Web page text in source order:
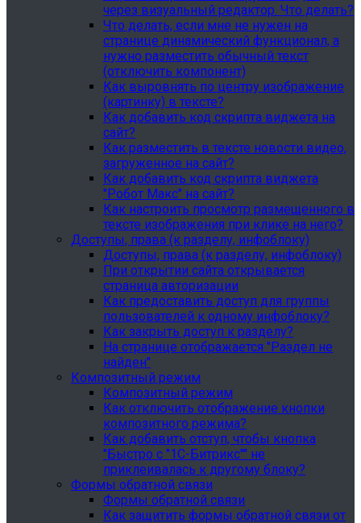
через визуальный редактор. Что делать?
Что делать, если мне не нужен на
странице динамический функционал, а
нужно разместить обычный текст
(отключить компонент)
Как выровнять по центру изображение
(картинку) в тексте?
Как добавить код скрипта виджета на
сайт?
Как разместить в тексте новости видео,
загруженное на сайт?
Как добавить код скрипта виджета
"Робот Макс" на сайт?
Как настроить просмотр размещенного в
тексте изображения при клике на него?
Доступы, права (к разделу, инфоблоку)
Доступы, права (к разделу, инфоблоку)
При открытии сайта открывается
страница авторизации
Как предоставить доступ для группы
пользователей к одному инфоблоку?
Как закрыть доступ к разделу?
На странице отображается "Раздел не
найден"
Композитный режим
Композитный режим
Как отключить отображение кнопки
композитного режима?
Как добавить отступ, чтобы кнопка
"Быстро с "1С-Битрикс"" не
приклеивалась к другому блоку?
Формы обратной связи
Формы обратной связи
Как защитить формы обратной связи от